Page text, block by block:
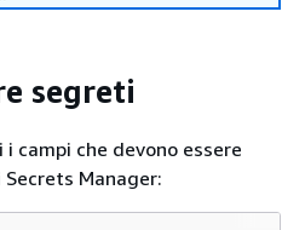
segreti
campi che devono essere
Manager: